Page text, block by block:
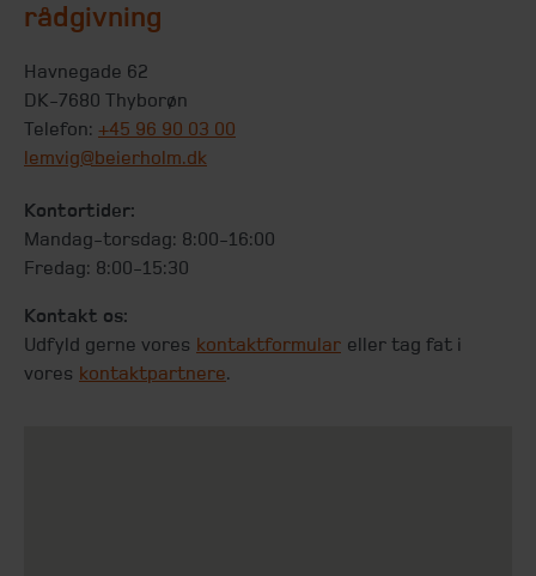
rådgivning
Havnegade 62
DK-7680 Thyborøn
Telefon: +45 96 90 03 00
lemvig@beierholm.dk
Kontortider:
Mandag-torsdag: 8:00-16:00
Fredag: 8:00-15:30
Kontakt os:
Udfyld gerne vores kontaktformular eller tag fat i
vores kontaktpartnere.